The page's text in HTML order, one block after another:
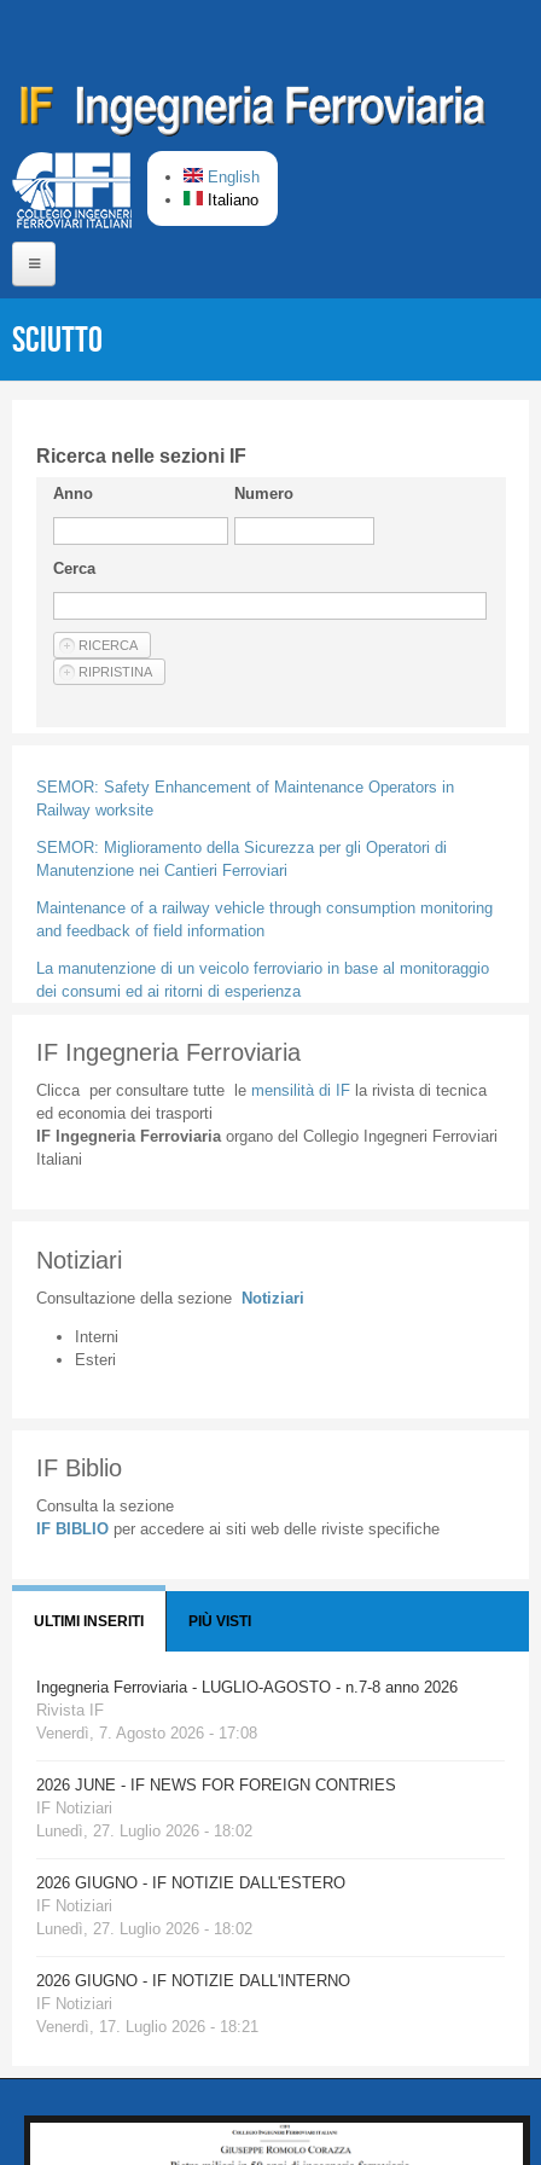
English
Italiano
CIFI in breve
Linee Guida
Privacy Policy
Articoli
SCIUTTO
Ricerca nelle sezioni IF
Anno Numero
Cerca
SEMOR: Safety Enhancement of Maintenance Operators in
Railway worksite
SEMOR: Miglioramento della Sicurezza per gli Operatori di
Manutenzione nei Cantieri Ferroviari
Maintenance of a railway vehicle through consumption monitoring
and feedback of field information
La manutenzione di un veicolo ferroviario in base al monitoraggio
dei consumi ed ai ritorni di esperienza
IF Ingegneria Ferroviaria
Cliccaper consultare tuttele mensilità di IFla rivista di tecnica
ed economia dei trasporti
IF Ingegneria Ferroviaria organodel Collegio Ingegneri Ferroviari
Italiani
Notiziari
Consultazione della sezione Notiziari
Interni
Esteri
IF Biblio
Consulta la sezione
IF BIBLIO per accedere ai siti web delle riviste specifiche
ULTIMI INSERITI PIÙ VISTI
Ingegneria Ferroviaria - LUGLIO-AGOSTO - n.7-8 anno 2026
Rivista IF
Venerdì, 7. Agosto 2026 - 17:08
2026 JUNE - IF NEWS FOR FOREIGN CONTRIES
IF Notiziari
Lunedì, 27. Luglio 2026 - 18:02
2026 GIUGNO - IF NOTIZIE DALL'ESTERO
IF Notiziari
Lunedì, 27. Luglio 2026 - 18:02
2026 GIUGNO - IF NOTIZIE DALL'INTERNO
IF Notiziari
Venerdì, 17. Luglio 2026 - 18:21